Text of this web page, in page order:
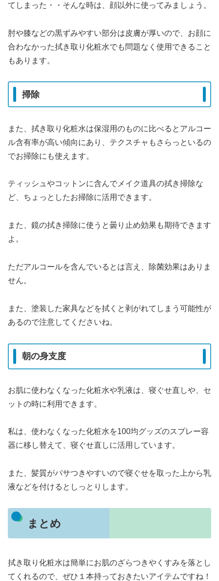
てしまった・・そんな時は、顔以外に使ってみましょう。
肘や膝などの黒ずみやすい部分は皮膚が厚いので、お顔に
合わなかった拭き取り化粧水でも問題なく使用できること
もあります。
掃除
また、拭き取り化粧水は保湿用のものに比べるとアルコー
ル含有率が高い傾向にあり、テクスチャもさらっといるの
でお掃除にも使えます。
ティッシュやコットンに含んでメイク道具の拭き掃除な
ど、ちょっとしたお掃除に活用できます。
また、鏡の拭き掃除に使うと曇り止め効果も期待できます
よ。
ただアルコールを含んでいるとは言え、除菌効果はありま
せん。
また、塗装した家具などを拭くと剥がれてしまう可能性が
あるので注意してくださいね。
朝の身支度
お肌に使わなくなった化粧水や乳液は、寝ぐせ直しや、セ
ットの時に利用できます。
私は、使わなくなった化粧水を100均グッズのスプレー容
器に移し替えて、寝ぐせ直しに活用しています。
また、髪質がパサつきやすいので寝ぐせを取った上から乳
液などを付けるとしっとりします。
まとめ
拭き取り化粧水は簡単にお肌のざらつきやくすみを落とし
てくれるので、ぜひ１本持っておきたいアイテムですね！